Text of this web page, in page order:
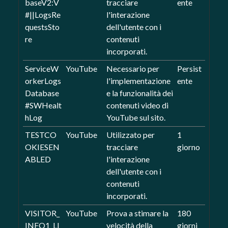
baseV2:V
#||LogsRe
questsSto
re
tracciare
l'interazione
dell'utente con i
contenuti
incorporati.
ente
ServiceW
orkerLogs
Database
#SWHealt
hLog
YouTube
Necessario per
l'implementazione
e la funzionalità dei
contenuti video di
YouTube sul sito.
Persist
ente
TESTCO
OKIESEN
ABLED
YouTube
Utilizzato per
tracciare
l'interazione
dell'utente con i
contenuti
incorporati.
1
giorno
VISITOR_
INFO1_LI
YouTube
Prova a stimare la
velocità della
180
giorni